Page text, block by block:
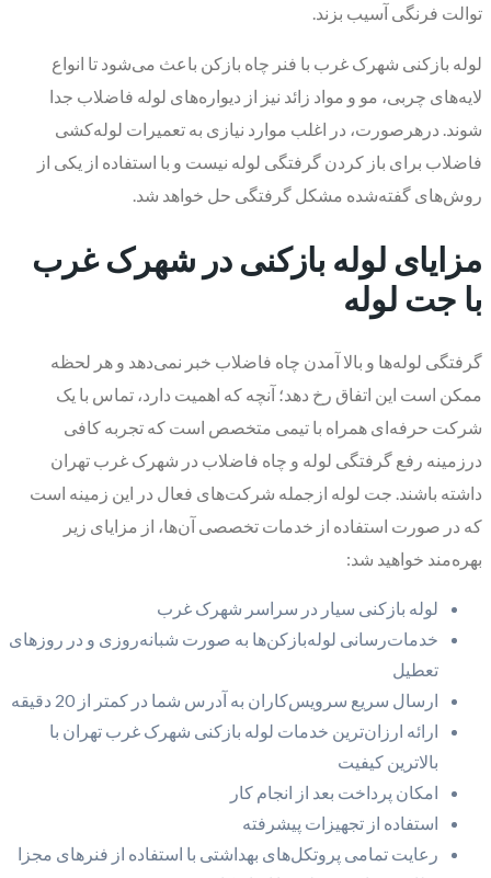
توالت فرنگی آسیب بزند.
لوله بازکنی شهرک غرب با فنر چاه بازکن باعث می‌شود تا انواع
لایه‌های چربی، مو و مواد زائد نیز از دیواره‌های لوله فاضلاب جدا
شوند. درهرصورت، در اغلب موارد نیازی به تعمیرات لوله‌کشی
فاضلاب برای باز کردن گرفتگی لوله نیست و با استفاده از یکی از
روش‌های گفته‌شده مشکل گرفتگی حل خواهد شد.
​مزایای لوله بازکنی در شهرک غرب
با جت لوله
گرفتگی لوله‌ها و بالا آمدن چاه فاضلاب خبر نمی‌دهد و هر لحظه
ممکن است این اتفاق رخ دهد؛ آنچه که اهمیت دارد، تماس با یک
شرکت حرفه‌ای همراه با تیمی متخصص است که تجربه کافی
درزمینه رفع گرفتگی لوله و چاه فاضلاب در شهرک غرب تهران
داشته باشند. جت لوله ازجمله شرکت‌های فعال در این زمینه است
که در صورت استفاده از خدمات تخصصی آن‌ها، از مزایای زیر
بهره‌مند خواهید شد:
لوله بازکنی سیار در سراسر شهرک غرب
خدمات‌رسانی لوله‌بازکن‌ها به صورت شبانه‌روزی و در روزهای
تعطیل
ارسال سریع سرویس‌کاران به آدرس شما در کمتر از 20 دقیقه
ارائه ارزان‌ترین خدمات لوله بازکنی شهرک غرب تهران با
بالاترین کیفیت
امکان پرداخت بعد از انجام کار
استفاده از تجهیزات پیشرفته
رعایت تمامی پروتکل‌های بهداشتی با استفاده از فنرهای مجزا